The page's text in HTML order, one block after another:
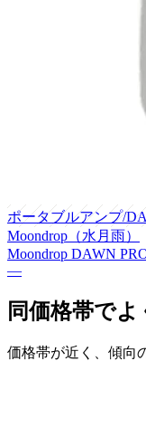
ポータブルアンプ/
Moondrop（水月雨）
Moondrop DAWN
—
同価格帯で
価格帯が近く、傾向